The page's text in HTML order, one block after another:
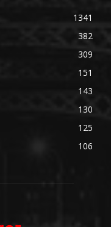
1341
382
309
151
143
130
125
106